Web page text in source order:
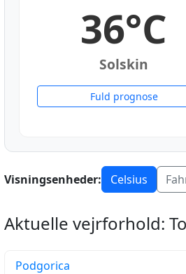
36°C
Solskin
Fuld prognose
Visningsenheder: Celsius
Aktuelle vejrforhold:
Podgorica